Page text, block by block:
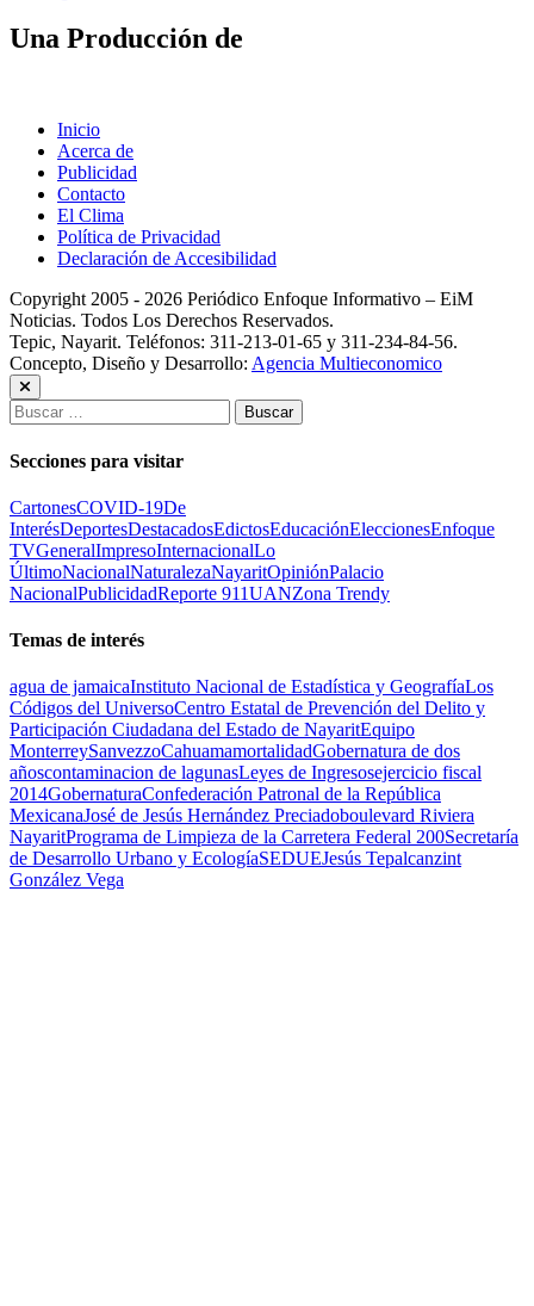
Una Producción de
Inicio
Acerca de
Publicidad
Contacto
El Clima
Política de Privacidad
Declaración de Accesibilidad
Copyright 2005 - 2026 Periódico Enfoque Informativo – EiM
Noticias. Todos Los Derechos Reservados.
Tepic, Nayarit. Teléfonos: 311-213-01-65 y 311-234-84-56.
Concepto, Diseño y Desarrollo: Agencia Multieconomico
Buscar:
Secciones para visitar
CartonesCOVID-19De
InterésDeportesDestacadosEdictosEducaciónEleccionesEnfoque
TVGeneralImpresoInternacionalLo
ÚltimoNacionalNaturalezaNayaritOpiniónPalacio
NacionalPublicidadReporte 911UANZona Trendy
Temas de interés
agua de jamaicaInstituto Nacional de Estadística y GeografíaLos
Códigos del UniversoCentro Estatal de Prevención del Delito y
Participación Ciudadana del Estado de NayaritEquipo
MonterreySanvezzoCahuamamortalidadGobernatura de dos
añoscontaminacion de lagunasLeyes de Ingresosejercicio fiscal
2014GobernaturaConfederación Patronal de la República
MexicanaJosé de Jesús Hernández Preciadoboulevard Riviera
NayaritPrograma de Limpieza de la Carretera Federal 200Secretaría
de Desarrollo Urbano y EcologíaSEDUEJesús Tepalcanzint
González Vega